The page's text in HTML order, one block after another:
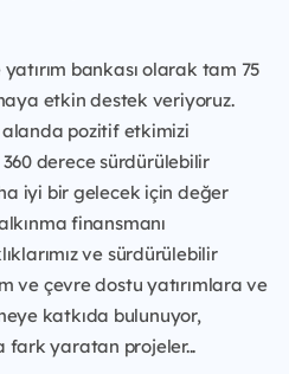
bankası olarak tam 75
etkin destek veriyoruz.
pozitif etkimizi
derece sürdürülebilir
iyi bir gelecek için değer
finansmanı
ve sürdürülebilir
ve çevre dostu yatırımlara ve
katkıda bulunuyor,
fark yaratan projeler...